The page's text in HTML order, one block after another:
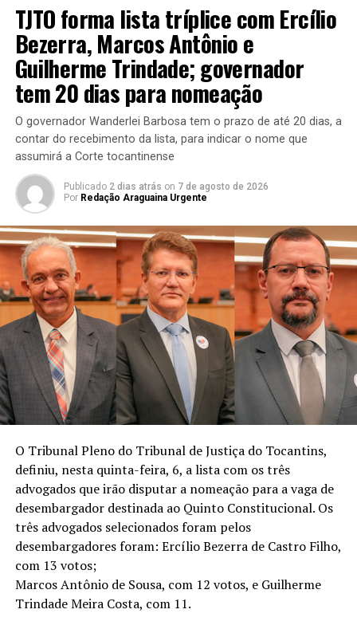
TJTO forma lista tríplice com Ercílio
Bezerra, Marcos Antônio e
Guilherme Trindade; governador
tem 20 dias para nomeação
O governador Wanderlei Barbosa tem o prazo de até 20 dias, a
contar do recebimento da lista, para indicar o nome que
assumirá a Corte tocantinense
Publicado 2 dias atrás on 7 de agosto de 2026
Por Redação Araguaina Urgente
O Tribunal Pleno do Tribunal de Justiça do Tocantins,
definiu, nesta quinta-feira, 6, a lista com os três
advogados que irão disputar a nomeação para a vaga de
desembargador destinada ao Quinto Constitucional. Os
três advogados selecionados foram pelos
desembargadores foram: Ercílio Bezerra de Castro Filho,
com 13 votos;
Marcos Antônio de Sousa, com 12 votos, e Guilherme
Trindade Meira Costa, com 11.